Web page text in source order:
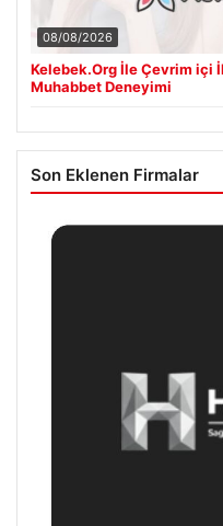
08/08/2026
Kelebek.Org İle Çevrim içi
Muhabbet Deneyimi
Son Eklenen Firmalar